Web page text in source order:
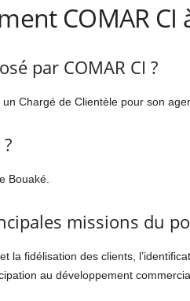
COMAR CI
par COMAR CI ?
Chargé de Clientèle pour son
Bouaké.
missions du
la fidélisation des clients,
au développement